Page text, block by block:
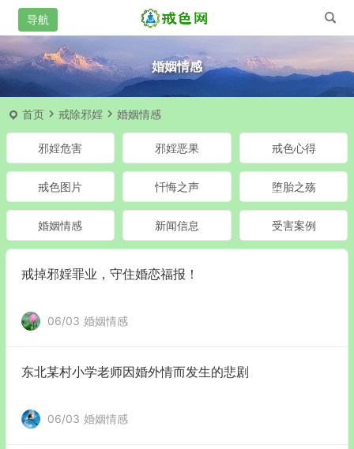
婚姻情感
首页 戒除邪婬 婚姻情感
邪婬危害 邪婬恶果 戒色心得
戒色图片 忏悔之声 堕胎之殇
婚姻情感 新闻信息 受害案例
戒掉邪婬罪业，守住婚恋福报！
06/03 婚姻情感
东北某村小学老师因婚外情而发生的悲剧
06/03 婚姻情感